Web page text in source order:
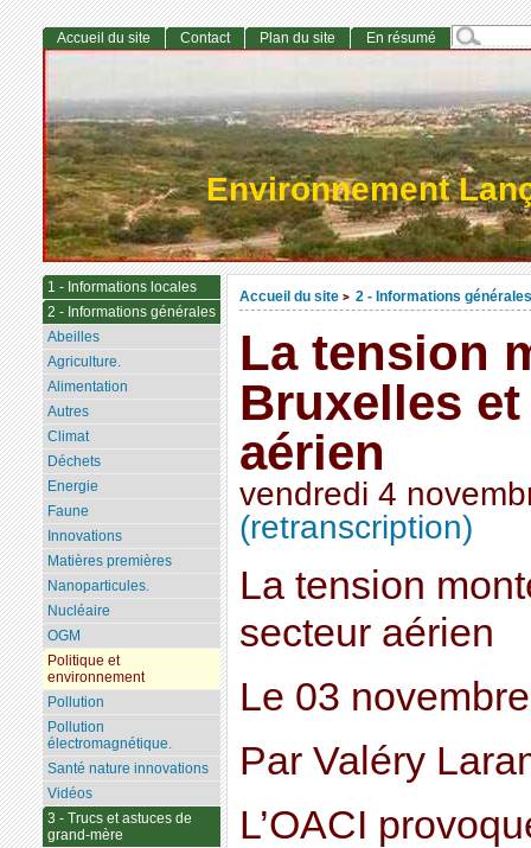
Environnement
Accueil du site > 2 - Informations générales
La tension
Bruxelles
aérien
vendredi 4
(retranscription)
La tension
secteur aérien
Le 03
Par Valéry
L’OACI
Accueil du site Contact Plan du site En résumé
1 - Informations locales
2 - Informations générales
Abeilles
Agriculture.
Alimentation
Autres
Climat
Déchets
Energie
Faune
Innovations
Matières premières
Nanoparticules.
Nucléaire
OGM
Politique et
environnement
Pollution
Pollution
électromagnétique.
Santé nature innovations
Vidéos
3 - Trucs et astuces de
grand-mère